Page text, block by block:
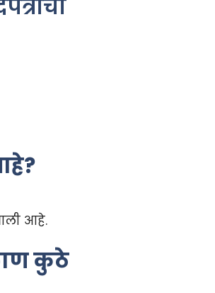
?
आहे.
कुठे